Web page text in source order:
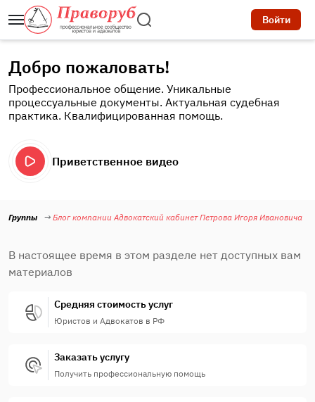
Войти
Добро пожаловать!
Профессиональное общение. Уникальные
процессуальные документы. Актуальная судебная
практика. Квалифицированная помощь.
Приветственное видео
Группы Блог компании Адвокатский кабинет Петрова Игоря Ивановича
В настоящее время в этом разделе нет доступных вам
материалов
Средняя стоимость услуг
Юристов и Адвокатов в РФ
Заказать услугу
Получить профессиональную помощь